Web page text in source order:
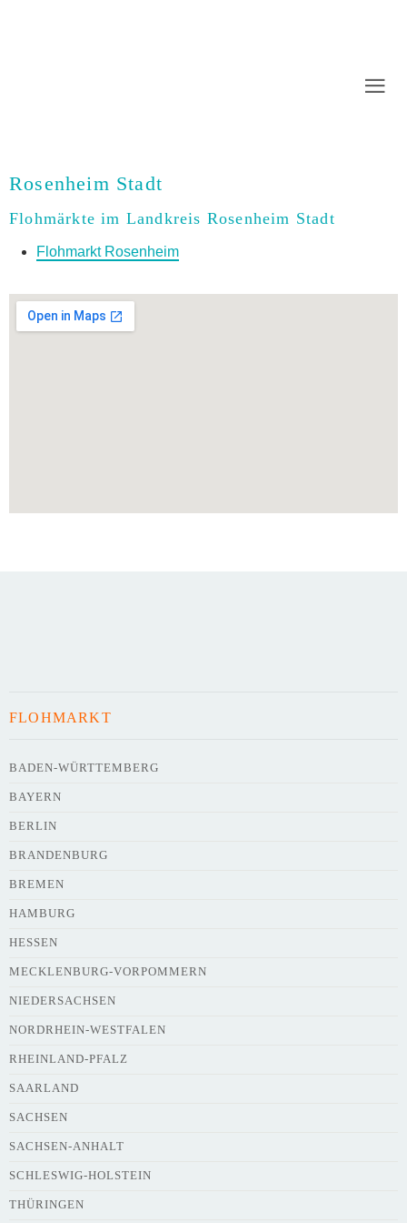
Rosenheim Stadt
Flohmärkte im Landkreis Rosenheim Stadt
Flohmarkt Rosenheim
FLOHMARKT
BADEN-WÜRTTEMBERG
BAYERN
BERLIN
BRANDENBURG
BREMEN
HAMBURG
HESSEN
MECKLENBURG-VORPOMMERN
NIEDERSACHSEN
NORDRHEIN-WESTFALEN
RHEINLAND-PFALZ
SAARLAND
SACHSEN
SACHSEN-ANHALT
SCHLESWIG-HOLSTEIN
THÜRINGEN